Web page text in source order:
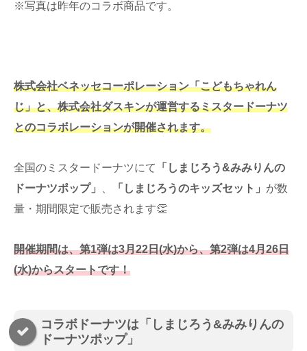
※写真は昨年のコラボ商品です。
株式会社ベネッセコーポレーション「こどもちゃれん
じ」と、株式会社ダスキンが運営するミスタードーナツ
とのコラボレーションが開催されます。
全国のミスタードーナツにて
「しまじろう&みみりんの
ドーナツポップ」
「しまじろうのキッズセット」 が数
量・期間限定で販売されます👏
開催期間は、第1弾は3月22日(水)から、第2弾は4月26日
(水)からスタートです！
コラボドーナツは「しまじろう&みみりんの
ドーナツポップ」